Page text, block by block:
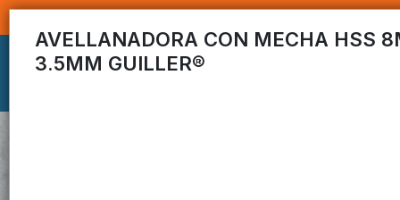
AVELLANADORA CON MECHA HSS
3.5MM GUILLER®